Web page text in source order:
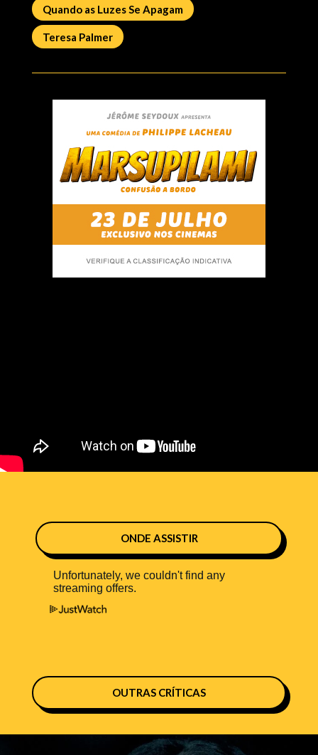
Quando as Luzes Se Apagam
Teresa Palmer
ONDE ASSISTIR
OUTRAS CRÍTICAS